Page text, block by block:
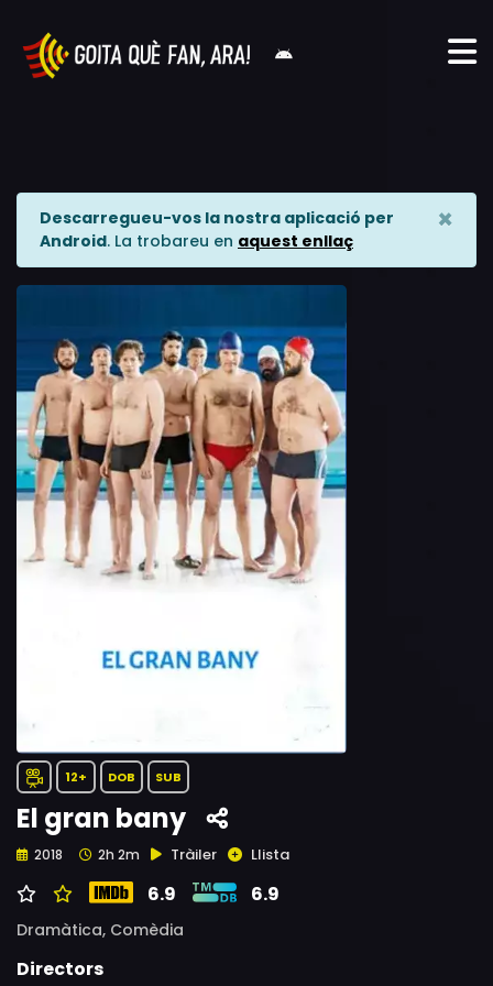
Descarregueu-vos la nostra aplicació per
Android. La trobareu en aquest enllaç
×
12+ DOB SUB
El gran bany
2018 2h 2m Tràiler Llista
6.9 6.9
Dramàtica, Comèdia
Directors